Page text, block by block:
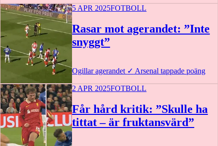
5 APR 2025FOTBOLL
Rasar mot agerandet: ”Inte
snyggt”
Ogillar agerandet ✓ Arsenal tappade poäng
2 APR 2025FOTBOLL
Får hård kritik: ”Skulle ha
tittat – är fruktansvärd”